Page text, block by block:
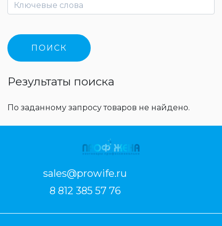
Результаты поиска
По заданному запросу товаров не найдено.
sales@prowife.ru
8 812 385 57 76